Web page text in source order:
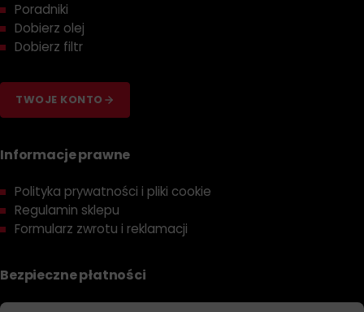
Poradniki
Dobierz olej
Dobierz filtr
TWOJE KONTO
Informacje prawne
Polityka prywatności i pliki cookie
Regulamin sklepu
Formularz zwrotu i reklamacji
Bezpieczne płatności